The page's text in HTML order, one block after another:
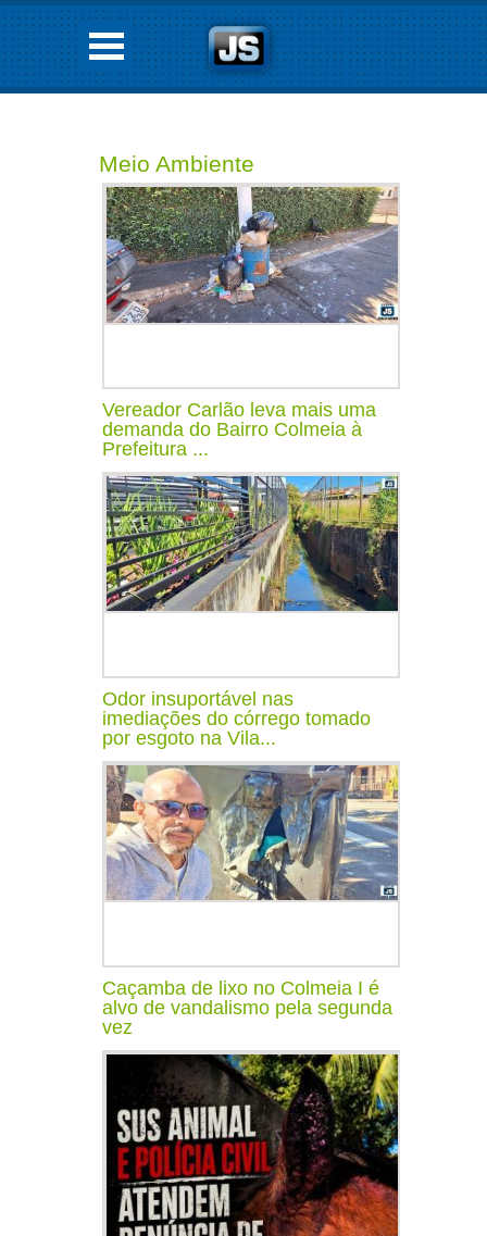
Meio Ambiente
Vereador Carlão leva mais uma
demanda do Bairro Colmeia à
Prefeitura ...
Odor insuportável nas
imediações do córrego tomado
por esgoto na Vila...
Caçamba de lixo no Colmeia I é
alvo de vandalismo pela segunda
vez